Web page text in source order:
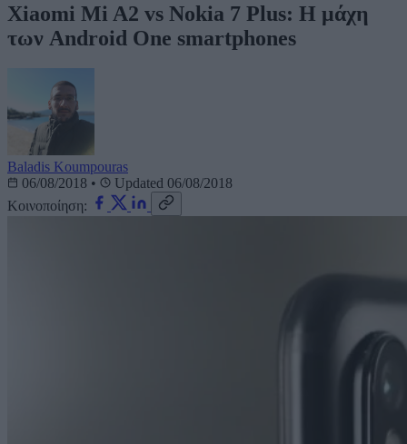
Xiaomi Mi A2 vs Nokia 7 Plus: Η μάχη
των Android One smartphones
Baladis Koumpouras
06/08/2018 •
Updated 06/08/2018
Κοινοποίηση: